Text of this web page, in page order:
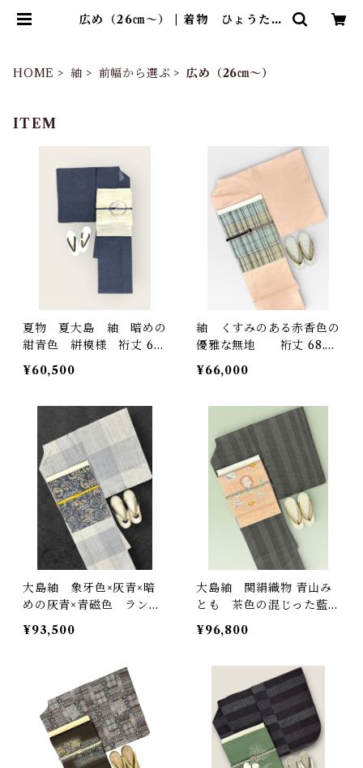
広め（26㎝～） | 着物 ひょうたん
HOME 紬 前幅から選ぶ 広め（26㎝～）
ITEM
夏物 夏大島 紬 暗めの
紺青色 絣模様 裄丈 66.
5㎝ K6966
¥60,500
紬 くすみのある赤香色の
優雅な無地 裄丈 68.5
㎝ K6445
¥66,000
大島紬 象牙色×灰青×暗
めの灰青×青磁色 ランダ
ムな格子柄 裄丈 70㎝
証紙あり K6412
¥93,500
大島紬 関絹織物 青山み
とも 茶色の混じった藍墨
茶色の地 素敵な絣模様
反端つき 裄丈 72㎝ K6
¥96,800